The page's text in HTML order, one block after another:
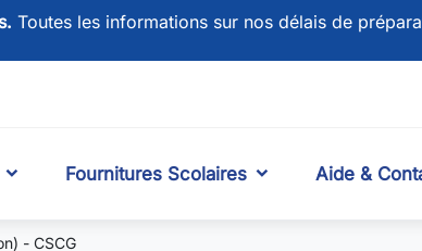
Toutes les informations sur nos délais de
Fournitures Scolaires Aide &
- CSCG